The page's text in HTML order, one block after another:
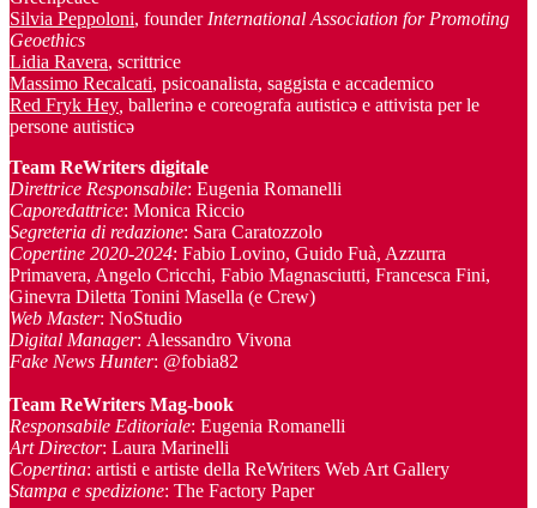
Silvia Peppoloni, founder International Association for Promoting
Geoethics
Lidia Ravera, scrittrice
Massimo Recalcati, psicoanalista, saggista e accademico
Red Fryk Hey ballerinə e coreografa autisticə e attivista per le
persone autisticə
Team ReWriters digitale
Direttrice Responsabile: Eugenia Romanelli
Caporedattrice: Monica Riccio
Segreteria di redazione: Sara Caratozzolo
Copertine 2020-2024: Fabio Lovino, Guido Fuà, Azzurra
Primavera, Angelo Cricchi, Fabio Magnasciutti, Francesca Fini,
Ginevra Diletta Tonini Masella (e Crew)
Web Master: NoStudio
Digital Manager: Alessandro Vivona
Fake News Hunter: @fobia82
Team ReWriters Mag-book
Responsabile Editoriale: Eugenia Romanelli
Art Director: Laura Marinelli
Copertina: artisti e artiste della ReWriters Web Art Gallery
Stampa e spedizione: The Factory Paper